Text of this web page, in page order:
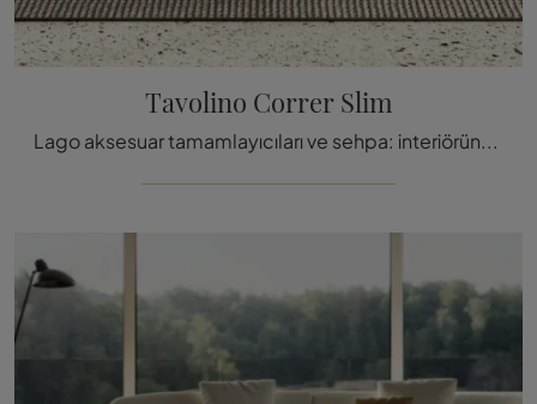
Tavolino Correr Slim
Lago aksesuar tamamlayıcıları ve sehpa: interiörünüzü modern Tavolino Correr Slim modeli ile nasıl değerlendireceğin